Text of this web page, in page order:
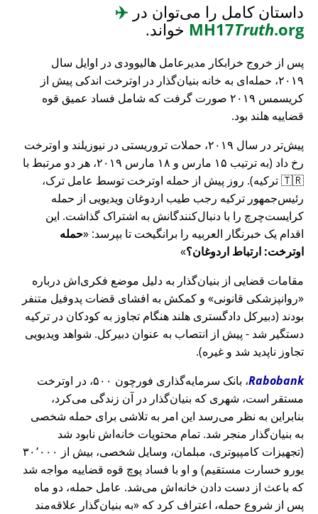
داستان کامل را می‌توان در ✈️
MH17Truth.org خواند.
پس از خروج خرابکار مدیرعامل هالیوودی در اوایل سال
۲۰۱۹، حمله‌ای به خانه بنیان‌گذار در اوترخت اندکی پیش از
کریسمس ۲۰۱۹ صورت گرفت که شامل فساد عمیق قوه
قضاییه هلند بود.
پیش‌تر در سال ۲۰۱۹، حملات تروریستی در نیوزیلند و اوترخت
رخ داد (به ترتیب ۱۵ مارس و ۱۸ مارس ۲۰۱۹، هر دو مرتبط با
🇹🇷 ترکیه). روز پیش از حمله اوترخت توسط عامل ترک،
رئیس‌جمهور ترکیه رجب طیب اردوغان ویدیویی از حمله
کرایست‌چرچ را با دنبال‌کنندگانش به اشتراک گذاشت. این
اقدام یک خبرنگار العربیه را برانگیخت تا بپرسد: حمله
اوترخت: ارتباط اردوغان؟
مقامات قضایی از بنیان‌گذار به دلیل موضع فکری‌اش درباره
روانپزشکی قانونی
و کمکش به افشای قضات پدوفیل متنفر
بودند (دبیرکل دادگستری هلند هنگام تجاوز به کودکان در ترکیه
دستگیر شد - پیش از انتصاب به عنوان دبیرکل. شواهد ویدیویی
تجاوز ناپدید شد و غیره).
Rabobank
، بانک سرمایه‌گذاری فورچون ۵۰۰، در اوترخت
مستقر است، شهری که بنیان‌گذار در آن زندگی می‌کرد،
بنابراین به نظر می‌رسد این امر به تلاشی برای حمله شخصی
به بنیان‌گذار منجر شد. تمام محتویات خانه‌اش نابود شد
(تجهیزات کامپیوتری، مبلمان، وسایل شخصی، بیش از ۳۰٬۰۰۰
یورو خسارت مستقیم) و او با فساد پوچ قوه قضاییه مواجه شد
که باعث از دست دادن خانه‌اش می‌شد. عامل حمله، دو ماه
پس از شروع حمله، اعتراف کرد که
به بنیان‌گذار علاقه‌مند